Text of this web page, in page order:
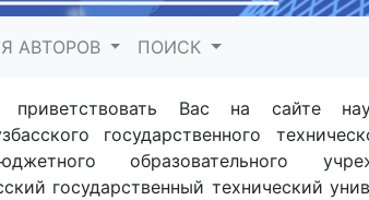
АВТОРОВ ПОИСК
Вас на сайте
государственного
образовательного
государственный технический